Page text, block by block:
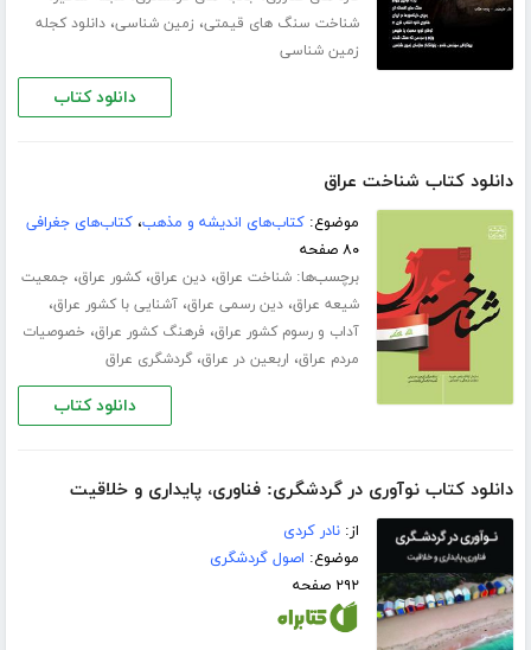
شناخت سنگ های قیمتی، زمین شناسی،دانلود کجله
زمین شناسی
دانلود کتاب
دانلود کتاب شناخت عراق
موضوع:کتاب‌های اندیشه و مذهب،کتاب‌های جغرافی
۸۰ صفحه
برچسب‌ها:شناخت عراق،دین عراق،کشور عراق، جمعیت
شیعه عراق،دین رسمی عراق،آشنایی با کشور عراق،
آداب و رسوم کشور عراق، فرهنگ کشور عراق، خصوصیات
مردم عراق، اربعین در عراق،گردشگری عراق
دانلود کتاب
دانلود کتاب نوآوری در گردشگری: فناوری، پایداری و خلاقیت
از:نادر کردی
موضوع: اصول گردشگری
۲۹۲ صفحه